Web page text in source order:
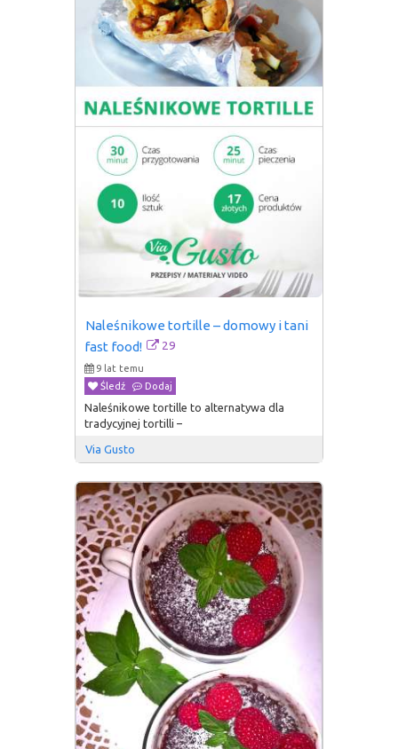
Naleśnikowe tortille – domowy i tani
fast food!
29
9 lat temu
Śledź
Dodaj
Naleśnikowe tortille to alternatywa dla
tradycyjnej tortilli –
Via Gusto